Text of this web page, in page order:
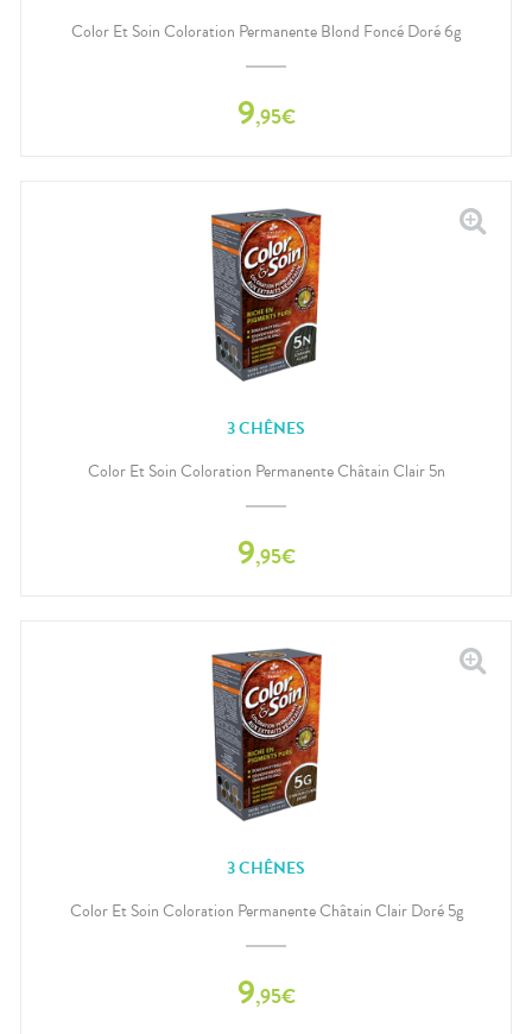
Color Et Soin Coloration Permanente Blond Foncé Doré 6g
9,95€
3 CHÊNES
Color Et Soin Coloration Permanente Châtain Clair 5n
9,95€
3 CHÊNES
Color Et Soin Coloration Permanente Châtain Clair Doré 5g
9,95€